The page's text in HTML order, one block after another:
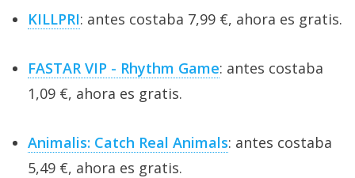
KILLPRI: antes costaba 7,99 €, ahora es gratis.
FASTAR VIP - Rhythm Game: antes costaba
1,09 €, ahora es gratis.
Animalis: Catch Real Animals: antes costaba
5,49 €, ahora es gratis.